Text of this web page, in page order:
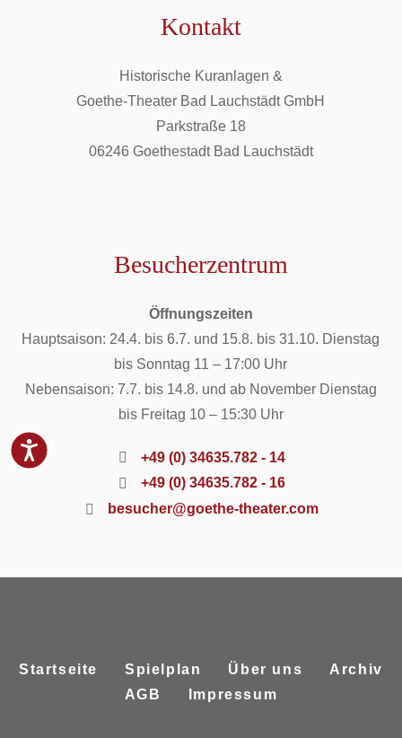
Kontakt
Historische Kuranlagen &
Goethe-Theater Bad Lauchstädt GmbH
Parkstraße 18
06246 Goethestadt Bad Lauchstädt
Besucherzentrum
Öffnungszeiten
Hauptsaison: 24.4. bis 6.7. und 15.8. bis 31.10. Dienstag
bis Sonntag 11 – 17:00 Uhr
Nebensaison: 7.7. bis 14.8. und ab November Dienstag
bis Freitag 10 – 15:30 Uhr
+49 (0) 34635.782 - 14
+49 (0) 34635.782 - 16
besucher@goethe-theater.com
Startseite Spielplan Über uns
Archiv
AGB
Impressum